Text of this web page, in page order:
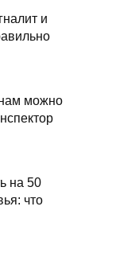
и
можно
на 50
что